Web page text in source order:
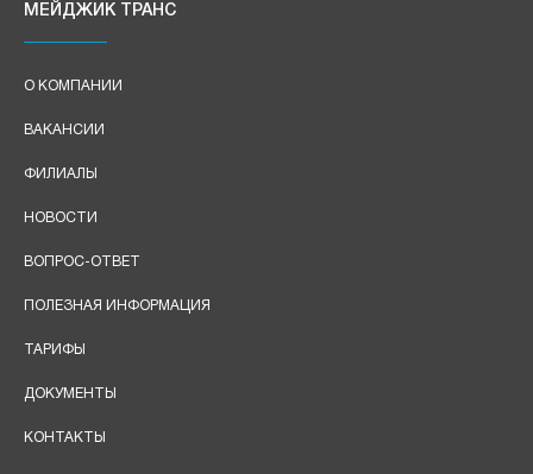
МЕЙДЖИК ТРАНС
О КОМПАНИИ
ВАКАНСИИ
ФИЛИАЛЫ
НОВОСТИ
ВОПРОС-ОТВЕТ
ПОЛЕЗНАЯ ИНФОРМАЦИЯ
ТАРИФЫ
ДОКУМЕНТЫ
КОНТАКТЫ